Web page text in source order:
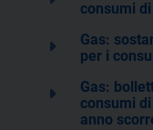
consumi
Gas:
per i
Gas:
consumi
anno